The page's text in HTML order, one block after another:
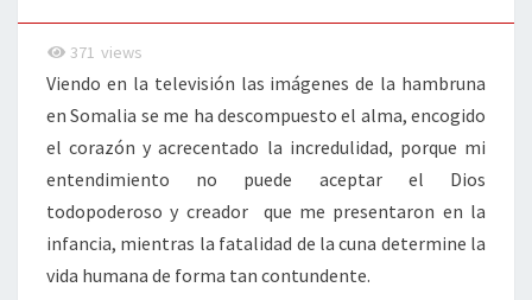
371 views
Viendo en la televisión las imágenes de la hambruna
en Somalia se me ha descompuesto el alma, encogido
el corazón y acrecentado la incredulidad, porque mi
entendimiento no puede aceptar el Dios
todopoderoso y creador que me presentaron en la
infancia, mientras la fatalidad de la cuna determine la
vida humana de forma tan contundente.